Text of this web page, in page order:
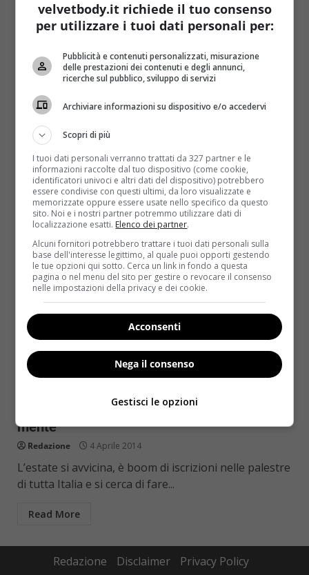
Notizie
Ariana Grande: dieta vegana ed ellittica per
stare sempre in forma
Redazione 12 Ottobre 2015
Ognuno ha i suoi segreti per stare in forma. Li
hanno ovviamente anche le star di prima...
Read More
Esercizi in palestra Fitness
Il cardiofitness fa bene al cuore e anche alla
mente
Redazione 4 Aprile 2014
L’estate si avvicina, è boom di iscrizioni nelle palestre
di tutta Italia e si cerca di fare...
Read More
Redazione Disclaimer Privacy Policy
velvetbody.it richiede il tuo consenso
per utilizzare i tuoi dati personali per:
Pubblicità e contenuti personalizzati, misurazione
delle prestazioni dei contenuti e degli annunci,
ricerche sul pubblico, sviluppo di servizi
Archiviare informazioni su dispositivo e/o accedervi
Scopri di più
I tuoi dati personali verranno trattati da 327 partner e le
informazioni raccolte dal tuo dispositivo (come cookie,
identificatori univoci e altri dati del dispositivo) potrebbero
essere condivise con questi ultimi, da loro visualizzate e
memorizzate oppure essere usate nello specifico da questo
sito. Noi e i nostri partner potremmo utilizzare dati di
localizzazione esatti. Elenco dei partner.
Alcuni fornitori potrebbero trattare i tuoi dati personali sulla
base dell'interesse legittimo, al quale puoi opporti gestendo
le tue opzioni qui sotto. Cerca un link in fondo a questa
pagina o nel menu del sito per gestire o revocare il consenso
nelle impostazioni della privacy e dei cookie.
Acconsenti
Nega il consenso
Gestisci le opzioni